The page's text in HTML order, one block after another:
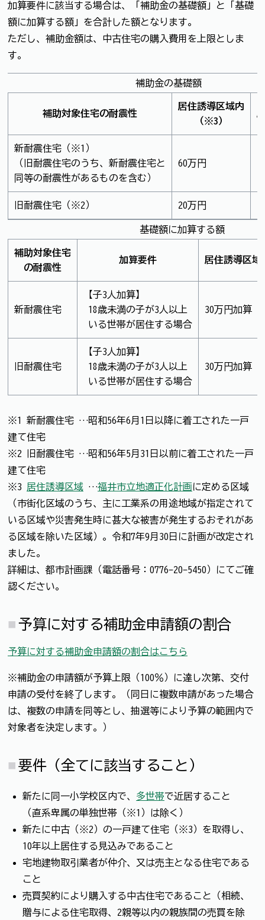
加算要件に該当する場合は、「補助金の基礎額」と「基礎
額に加算する額」を合計した額となります。
ただし、補助金額は、中古住宅の購入費用を上限としま
す。
補助金の基礎額
補助対象住宅の耐震性
居住誘導区域内
（※3）
新耐震住宅（※1）
（旧耐震住宅のうち、新耐震住宅と
同等の耐震性があるものを含む）
60万円
旧耐震住宅（※2） 20万円
基礎額に加算する額
補助対象住宅
の耐震性
加算要件 居住誘導区域
新耐震住宅
【子3人加算】
18歳未満の子が3人以上
いる世帯が居住する場合
30万円加算
旧耐震住宅
【子3人加算】
18歳未満の子が3人以上
いる世帯が居住する場合
30万円加算
※1 新耐震住宅 …昭和56年6月1日以降に着工された一戸
建て住宅
※2 旧耐震住宅 …昭和56年5月31日以前に着工された一戸
建て住宅
※3 居住誘導区域 …福井市立地適正化計画に定める区域
（市街化区域のうち、主に工業系の用途地域が指定されて
いる区域や災害発生時に甚大な被害が発生するおそれがあ
る区域を除いた区域）。令和7年9月30日に計画が改定され
ました。
詳細は、都市計画課（電話番号：0776-20-5450）にてご確
認ください。
予算に対する補助金申請額の割合
予算に対する補助金申請額の割合はこちら
※補助金の申請額が予算上限（100％）に達し次第、交付
申請の受付を終了します。（同日に複数申請があった場合
は、複数の申請を同等とし、抽選等により予算の範囲内で
対象者を決定します。）
要件（全てに該当すること）
新たに同一小学校区内で、 多世帯で近居すること
（直系卑属の単独世帯（※1）は除く）
新たに中古（※2）の一戸建て住宅（※3）を取得し、
10年以上居住する見込みであること
宅地建物取引業者が仲介、又は売主となる住宅である
こと
売買契約により購入する中古住宅であること（相続、
贈与による住宅取得、2親等以内の親族間の売買を除